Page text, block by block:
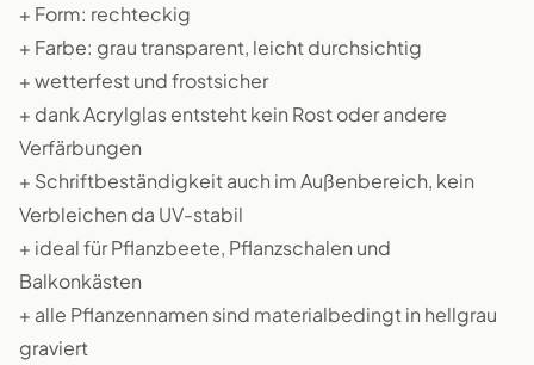
+ Form: rechteckig
+ Farbe: grau transparent, leicht durchsichtig
+ wetterfest und frostsicher
+ dank Acrylglas entsteht kein Rost oder andere
Verfärbungen
+ Schriftbeständigkeit auch im Außenbereich, kein
Verbleichen da UV-stabil
+ ideal für Pflanzbeete, Pflanzschalen und
Balkonkästen
+ alle Pflanzennamen sind materialbedingt in hellgrau
graviert